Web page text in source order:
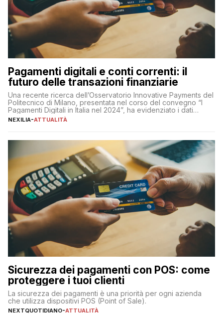
Pagamenti digitali e conti correnti: il
futuro delle transazioni finanziarie
Una recente ricerca dell’Osservatorio Innovative Payments del
Politecnico di Milano, presentata nel corso del convegno “I
Pagamenti Digitali in Italia nel 2024”, ha evidenziato i dati
definitivi del primo semestre 2024 relativamente alle
NEXILIA-ATTUALITÀ
Sicurezza dei pagamenti con POS: come
proteggere i tuoi clienti
La sicurezza dei pagamenti è una priorità per ogni azienda
che utilizza dispositivi POS (Point of Sale).
NEXTQUOTIDIANO-ATTUALITÀ